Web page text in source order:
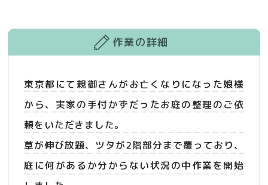
作業の詳細
東京都にて親御さんがお亡くなりになった娘様
から、実家の手付かずだったお庭の整理のご依
頼をいただきました。
草が伸び放題、ツタが2階部分まで覆っており、
庭に何があるか分からない状況の中作業を開始